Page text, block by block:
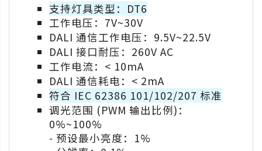
支持灯具类型：DT6
工作电压：7V~30V
DALI 通信工作电压：9.5V~22.5V
DALI 接口耐压：260V AC
工作电流：< 10mA
DALI 通信耗电：< 2mA
符合 IEC 62386 101/102/207 标准
调光范围 (PWM 输出比例)：
0%~100%
- 预设最小亮度：1%